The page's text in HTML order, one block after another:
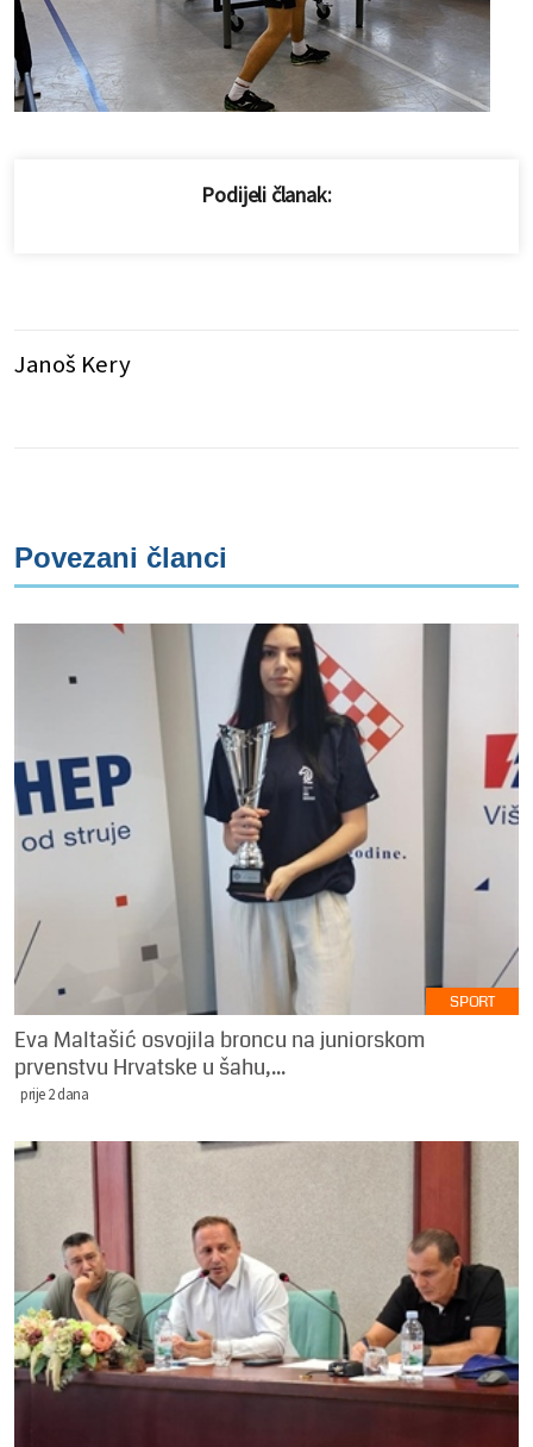
Podijeli članak:
Janoš Kery
Povezani članci
SPORT
Eva Maltašić osvojila broncu na juniorskom
prvenstvu Hrvatske u šahu,...
prije 2 dana